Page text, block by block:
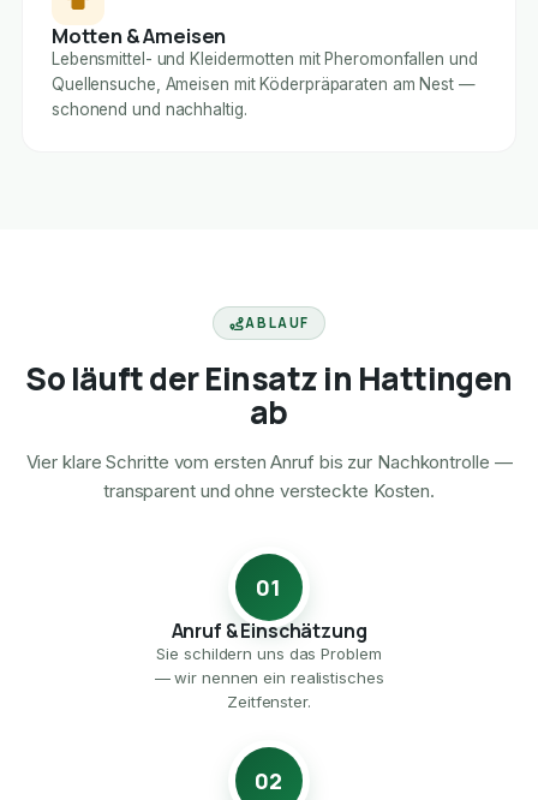
Motten & Ameisen
Lebensmittel- und Kleidermotten mit Pheromonfallen und
Quellensuche, Ameisen mit Köderpräparaten am Nest —
schonend und nachhaltig.
ABLAUF
So läuft der Einsatz in Hattingen
ab
Vier klare Schritte vom ersten Anruf bis zur Nachkontrolle —
transparent und ohne versteckte Kosten.
01
Anruf & Einschätzung
Sie schildern uns das Problem
— wir nennen ein realistisches
Zeitfenster.
02